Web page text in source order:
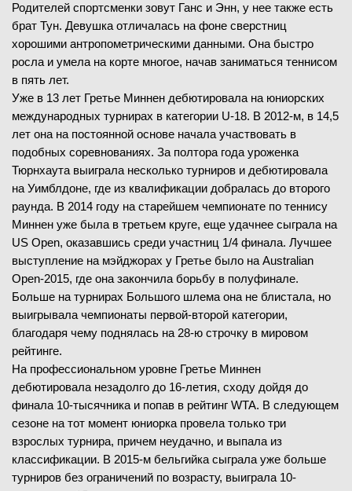
Родителей спортсменки зовут Ганс и Энн, у нее также есть
брат Тун. Девушка отличалась на фоне сверстниц
хорошими антропометрическими данными. Она быстро
росла и умела на корте многое, начав заниматься теннисом
в пять лет.
Уже в 13 лет Гретье Миннен дебютировала на юниорских
международных турнирах в категории U-18. В 2012-м, в 14,5
лет она на постоянной основе начала участвовать в
подобных соревнованиях. За полтора года уроженка
Тюрнхаута выиграла несколько турниров и дебютировала
на Уимблдоне, где из квалификации добралась до второго
раунда. В 2014 году на старейшем чемпионате по теннису
Миннен уже была в третьем круге, еще удачнее сыграла на
US Open, оказавшись среди участниц 1/4 финала. Лучшее
выступление на мэйджорах у Гретье было на Australian
Open-2015, где она закончила борьбу в полуфинале.
Больше на турнирах Большого шлема она не блистала, но
выигрывала чемпионаты первой-второй категории,
благодаря чему поднялась на 28-ю строчку в мировом
рейтинге.
На профессиональном уровне Гретье Миннен
дебютировала незадолго до 16-летия, сходу дойдя до
финала 10-тысячника и попав в рейтинг WTA. В следующем
сезоне на тот момент юниорка провела только три
взрослых турнира, причем неудачно, и выпала из
классификации. В 2015-м бельгийка сыграла уже больше
турниров без ограничений по возрасту, выиграла 10-